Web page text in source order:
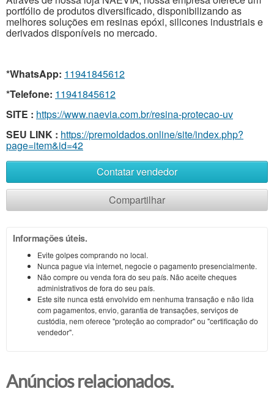
portfólio de produtos diversificado, disponibilizando as
melhores soluções em resinas epóxi, silicones industriais e
derivados disponíveis no mercado.
*WhatsApp: 11941845612
*Telefone: 11941845612
SITE : https://www.naevia.com.br/resina-protecao-uv
SEU LINK : https://premoldados.online/site/index.php?
page=item&id=42
Contatar vendedor
Compartilhar
Informações úteis.
Evite golpes comprando no local.
Nunca pague via internet, negocie o pagamento presencialmente.
Não compre ou venda fora do seu país. Não aceite cheques
administrativos de fora do seu país.
Este site nunca está envolvido em nenhuma transação e não lida
com pagamentos, envio, garantia de transações, serviços de
custódia, nem oferece "proteção ao comprador" ou "certificação do
vendedor".
Anúncios relacionados.